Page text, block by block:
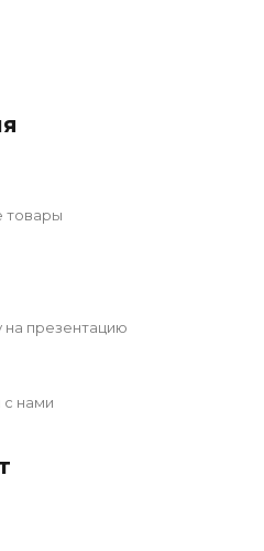
товары
на презентацию
нами